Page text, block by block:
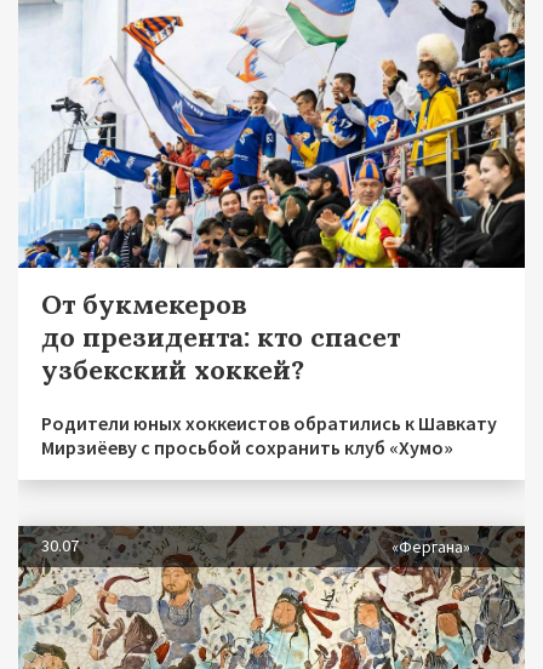
От букмекеров
до президента: кто спасет
узбекский хоккей?
Родители юных хоккеистов обратились к Шавкату
Мирзиёеву с просьбой сохранить клуб «Хумо»
30.07 «Фергана»